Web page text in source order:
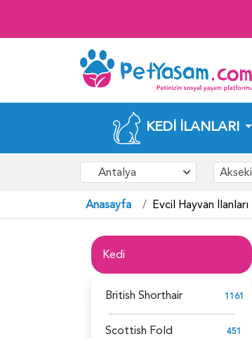
KEDI İLANLARI
Antalya Akseki
Anasayfa Evcil Hayvan İlanları
Kedi
British Shorthair 1161
Scottish Fold 451